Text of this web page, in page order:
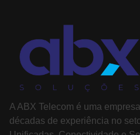
A ABX Telecom é uma
décadas de experiência no